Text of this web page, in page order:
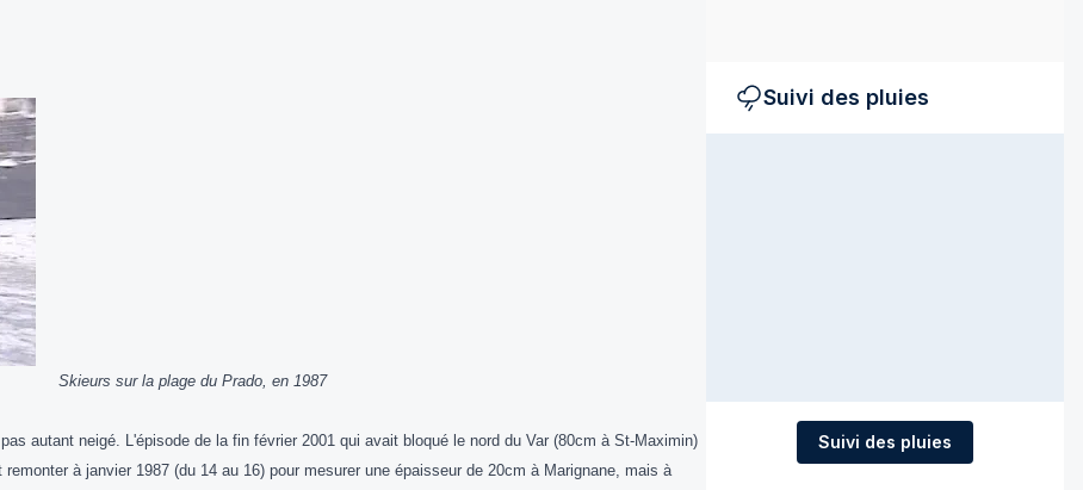
Skieurs sur la plage du Prado, en 1987
autant neigé. L'épisode de la fin février 2001 qui avait bloqué le nord du Var (80cm à St-Maximin)
à janvier 1987 (du 14 au 16) pour mesurer une épaisseur de 20cm à Marignane, mais à
Suivi des pluies
Suivi des pluies